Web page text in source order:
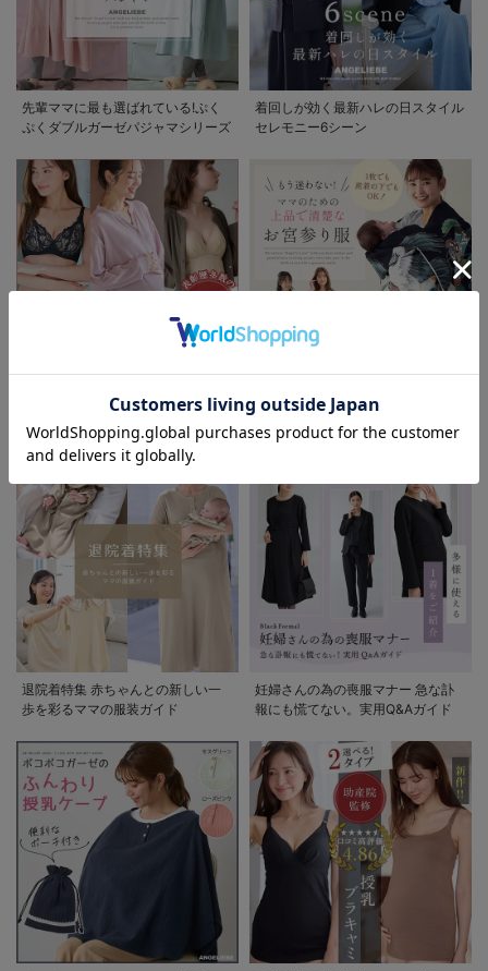
先輩ママに最も選ばれている!ぷく
ぷくダブルガーゼパジャマシリーズ
着回しが効く最新ハレの日スタイル
セレモニー6シーン
助産院監修シリーズ
もう迷わない!!ママのための上品で
清楚なお宮参り服
退院着特集 赤ちゃんとの新しい一
歩を彩るママの服装ガイド
妊婦さんの為の喪服マナー 急な訃
報にも慌てない。実用Q&Aガイド
お気に入り商品を確認する